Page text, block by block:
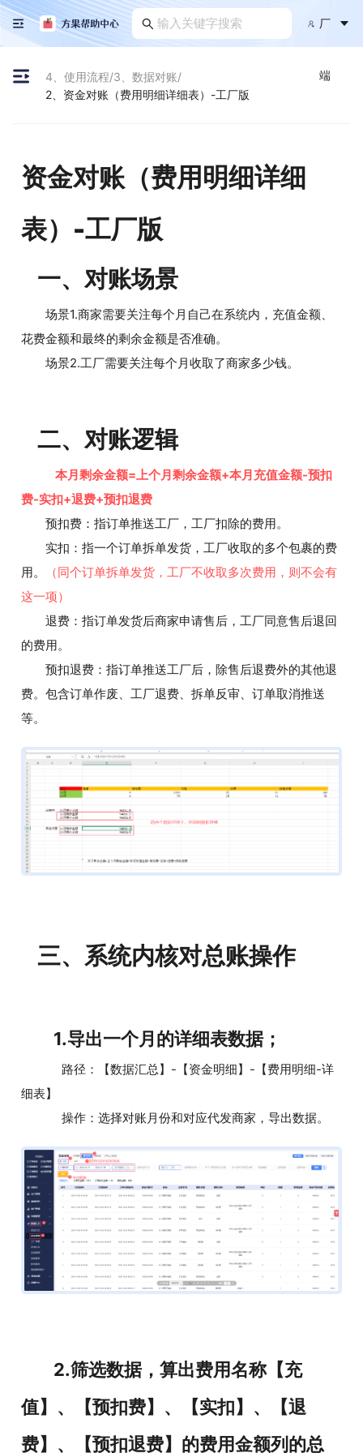
厂
端
4、使用流程/3、数据对账/
2、资金对账（费用明细详细表）-工厂版
资金对账（费用明细详细
表）-工厂版
一、对账场景
场景1.商家需要关注每个月自己在系统内，充值金额、
花费金额和最终的剩余金额是否准确。
场景2.工厂需要关注每个月收取了商家多少钱。
二、对账逻辑
本月剩余金额=上个月剩余金额+本月充值金额-预扣
费-实扣+退费+预扣退费
预扣费：指订单推送工厂，工厂扣除的费用。
实扣：指一个订单拆单发货，工厂收取的多个包裹的费
用。
（同个订单拆单发货，工厂不收取多次费用，则不会有
这一项）
退费：指订单发货后商家申请售后，工厂同意售后退回
的费用。
预扣退费：指订单推送工厂后，除售后退费外的其他退
费。包含订单作废、工厂退费、拆单反审、订单取消推送
等。
三、系统内核对总账操作
1.导出一个月的详细表数据；
路径：【数据汇总】-【资金明细】-【费用明细-详
细表】
操作：选择对账月份和对应代发商家，导出数据。
2.筛选数据，算出费用名称【充
值】、【预扣费】、【实扣】、【退
费】、【预扣退费】的费用金额列的总